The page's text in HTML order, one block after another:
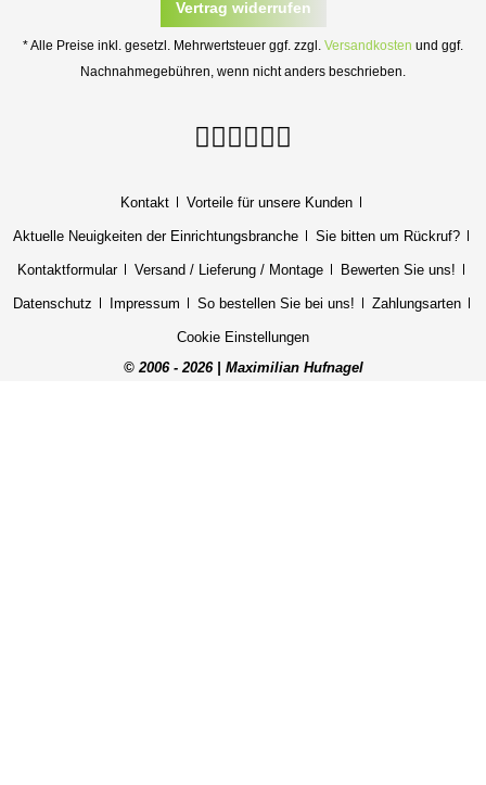
Vertrag widerrufen
* Alle Preise inkl. gesetzl. Mehrwertsteuer ggf. zzgl. Versandkosten und ggf.
Nachnahmegebühren, wenn nicht anders beschrieben.
Kontakt Vorteile für unsere Kunden
Aktuelle Neuigkeiten der Einrichtungsbranche Sie bitten um Rückruf?
Kontaktformular Versand / Lieferung / Montage Bewerten Sie uns!
Datenschutz Impressum So bestellen Sie bei uns! Zahlungsarten
Cookie Einstellungen
© 2006 - 2026 | Maximilian Hufnagel